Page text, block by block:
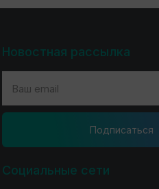
Новостная рассылка
Подпиcаться
Социальные сети